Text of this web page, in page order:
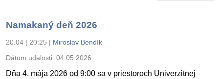
Namakaný deň 2026
20.04 | 20:25 | Miroslav Bendík
Dátum udalosti: 04.05.2026
Dňa 4. mája 2026 od 9:00 sa v priestoroch Univerzitnej